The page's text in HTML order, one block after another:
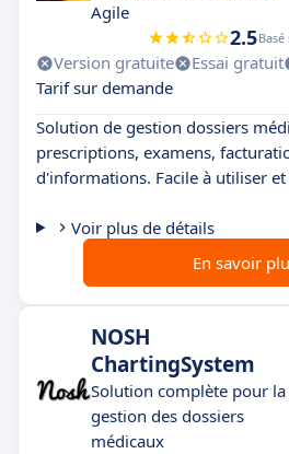
Agile
2.5
Version gratuite Essai gratuit
Tarif sur demande
Solution de gestion dossiers
prescriptions, examens,
d'informations. Facile à utiliser et
Voir plus de détails
En savoir
NOSH
ChartingSystem
Solution complète pour la
gestion des dossiers
médicaux